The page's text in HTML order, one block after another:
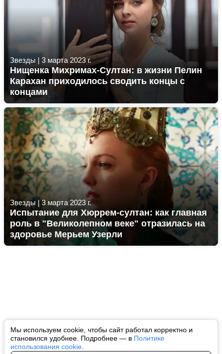
Мы используем cookie, чтобы сайт работал корректно и
становился удобнее. Подробнее — в Политике
использования cookie
Звезды | 3 марта 2023 г.
Нищенка Михримах-Султан: в жизни Пелин
Карахан приходилось сводить концы с
концами
Звезды |3 марта 2023 г.
Испытание для Хюррем-султан: как главная
роль в "Великолепном веке" отразилась на
здоровье Мерьем Узерли